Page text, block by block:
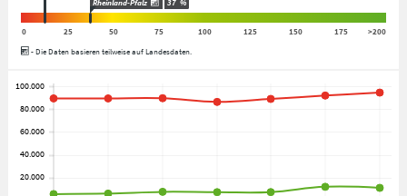
Rheinland-Pfalz 37 %
0 25 50 75 100 125 150 175
>200
- Die Daten basieren teilweise auf Landesdaten.